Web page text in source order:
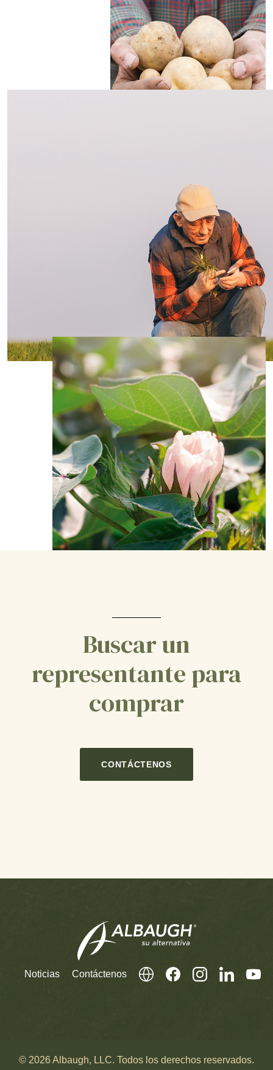
Buscar un
representante para
comprar
CONTÁCTENOS
Noticias Contáctenos
© 2026 Albaugh, LLC. Todos los derechos reservados.